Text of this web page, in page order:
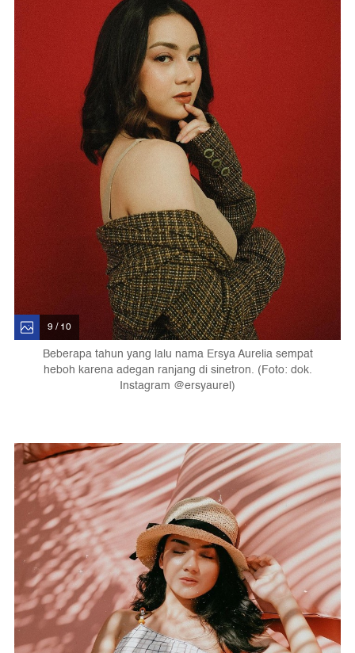
9 / 10
Beberapa tahun yang lalu nama Ersya Aurelia sempat
heboh karena adegan ranjang di sinetron. (Foto: dok.
Instagram @ersyaurel)